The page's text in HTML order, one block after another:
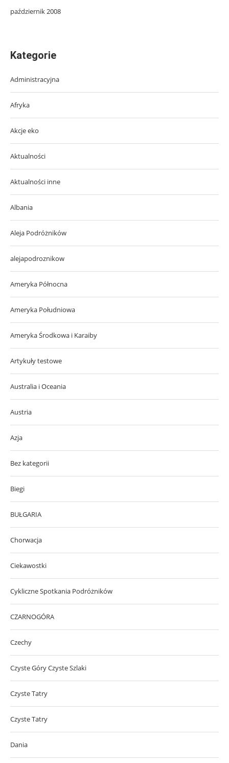
październik 2008
Kategorie
Administracyjna
Afryka
Akcje eko
Aktualności
Aktualności inne
Albania
Aleja Podróżników
alejapodroznikow
Ameryka Północna
Ameryka Południowa
Ameryka Środkowa i Karaiby
Artykuły testowe
Australia i Oceania
Austria
Azja
Bez kategorii
Biegi
BUŁGARIA
Chorwacja
Ciekawostki
Cykliczne Spotkania Podróżników
CZARNOGÓRA
Czechy
Czyste Góry Czyste Szlaki
Czyste Tatry
Czyste Tatry
Dania